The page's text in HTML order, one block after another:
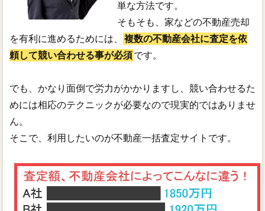
単な方法です。
そもそも、家などの不動産売却
を有利に進めるためには、
複数の不動産会社に査定を依
頼して競い合わせる事が必須です。
でも、かなり面倒で労力がかかりますし、競い合わせるた
めには相応のテクニックが必要なので現実的ではありませ
ん。
そこで、利用したいのが不動産一括査定サイトです。